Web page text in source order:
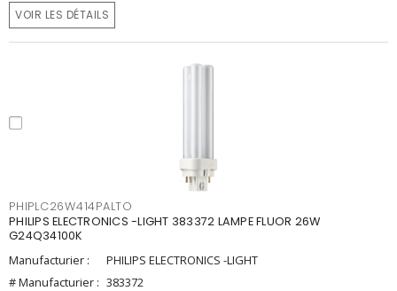
VOIR LES DÉTAILS
PHIPLC26W414PALTO
PHILIPS ELECTRONICS -LIGHT 383372 LAMPE FLUOR 26W
G24Q34100K
Manufacturier :
PHILIPS ELECTRONICS -LIGHT
# Manufacturier : 383372